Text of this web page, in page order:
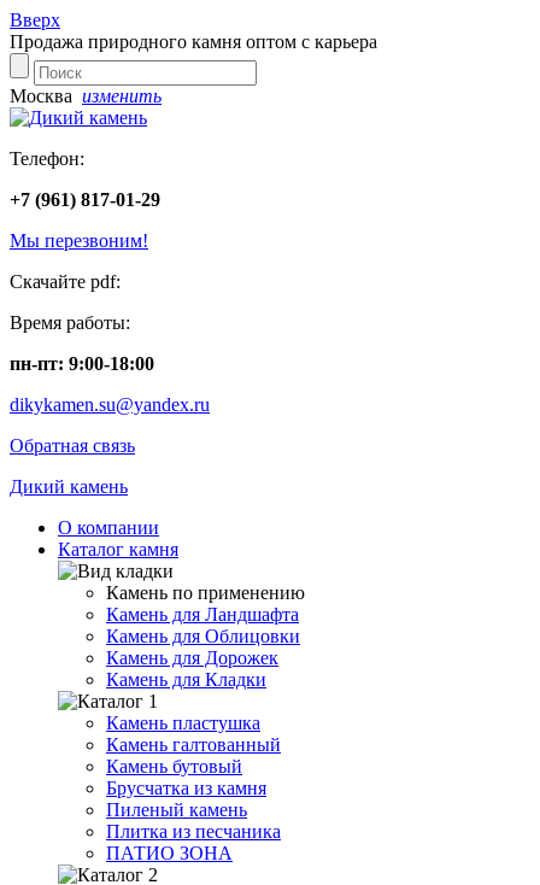
Вверх
Продажа природного камня оптом с карьера
Москва изменить
Телефон:
+7 (961) 817-01-29
Мы перезвоним!
Скачайте pdf:
Время работы:
пн-пт: 9:00-18:00
dikykamen.su@yandex.ru
Обратная связь
Дикий камень
О компании
Каталог камня
Камень по применению
Камень для Ландшафта
Камень для Облицовки
Камень для Дорожек
Камень для Кладки
Камень пластушка
Камень галтованный
Камень бутовый
Брусчатка из камня
Пиленый камень
Плитка из песчаника
ПАТИО ЗОНА